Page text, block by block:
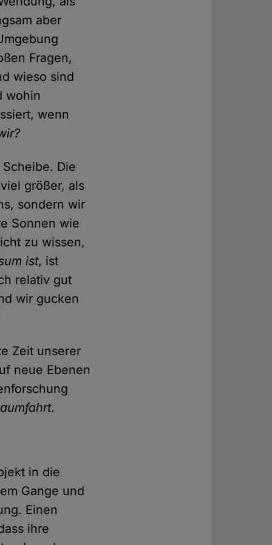
aber
Fragen,
wieso sind
wohin
wenn
Die
größer, als
sondern wir
Sonnen wie
zu wissen,
ist, ist
relativ gut
wir gucken
Zeit unserer
neue Ebenen
.
in die
Gange und
Einen
ihre